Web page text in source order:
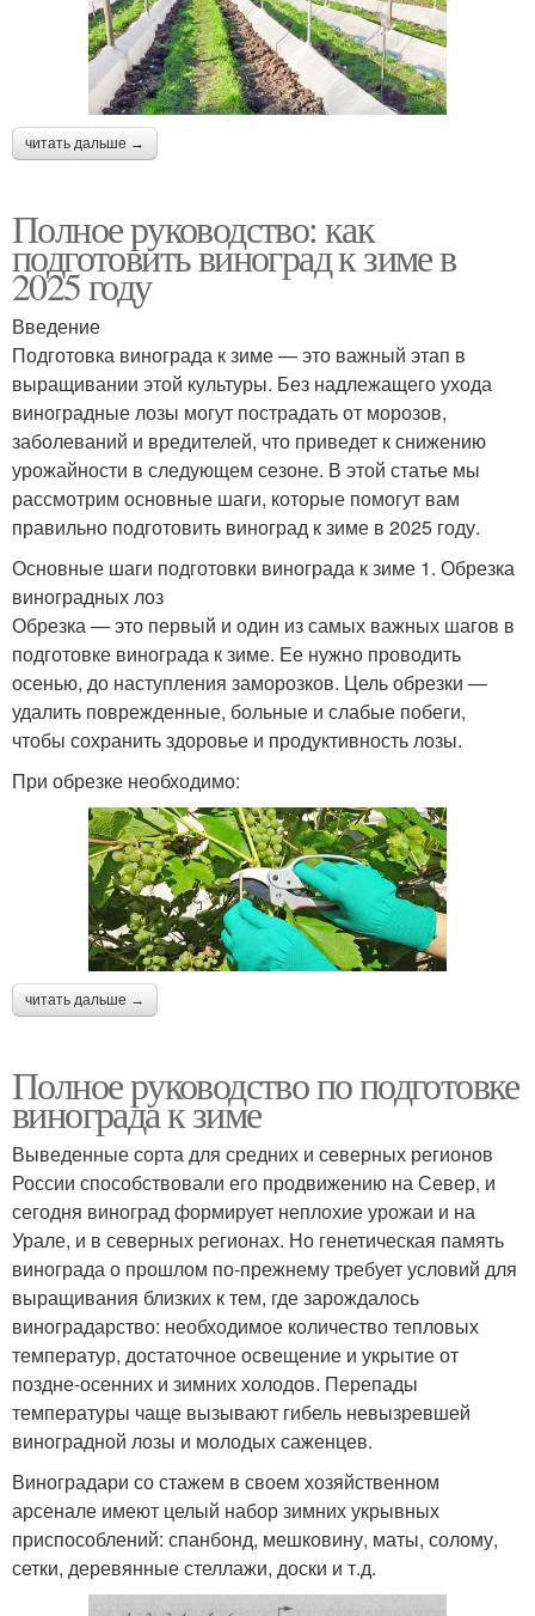
читать дальше →
Полное руководство: как
подготовить виноград к зиме в
2025 году
Введение
Подготовка винограда к зиме — это важный этап в
выращивании этой культуры. Без надлежащего ухода
виноградные лозы могут пострадать от морозов,
заболеваний и вредителей, что приведет к снижению
урожайности в следующем сезоне. В этой статье мы
рассмотрим основные шаги, которые помогут вам
правильно подготовить виноград к зиме в 2025 году.
Основные шаги подготовки винограда к зиме 1. Обрезка
виноградных лоз
Обрезка — это первый и один из самых важных шагов в
подготовке винограда к зиме. Ее нужно проводить
осенью, до наступления заморозков. Цель обрезки —
удалить поврежденные, больные и слабые побеги,
чтобы сохранить здоровье и продуктивность лозы.
При обрезке необходимо:
читать дальше →
Полное руководство по подготовке
винограда к зиме
Выведенные сорта для средних и северных регионов
России способствовали его продвижению на Север, и
сегодня виноград формирует неплохие урожаи и на
Урале, и в северных регионах. Но генетическая память
винограда о прошлом по-прежнему требует условий для
выращивания близких к тем, где зарождалось
виноградарство: необходимое количество тепловых
температур, достаточное освещение и укрытие от
поздне-осенних и зимних холодов. Перепады
температуры чаще вызывают гибель невызревшей
виноградной лозы и молодых саженцев.
Виноградари со стажем в своем хозяйственном
арсенале имеют целый набор зимних укрывных
приспособлений: спанбонд, мешковину, маты, солому,
сетки, деревянные стеллажи, доски и т.д.